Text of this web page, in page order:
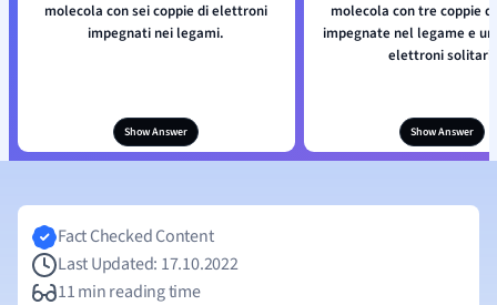
molecola con sei coppie di elettroni
impegnati nei legami.
Show Answer
molecola con tre coppie
impegnate nel legame e
elettroni solitari.
Show Answer
Fact Checked Content
Last Updated: 17.10.2022
11 min reading time